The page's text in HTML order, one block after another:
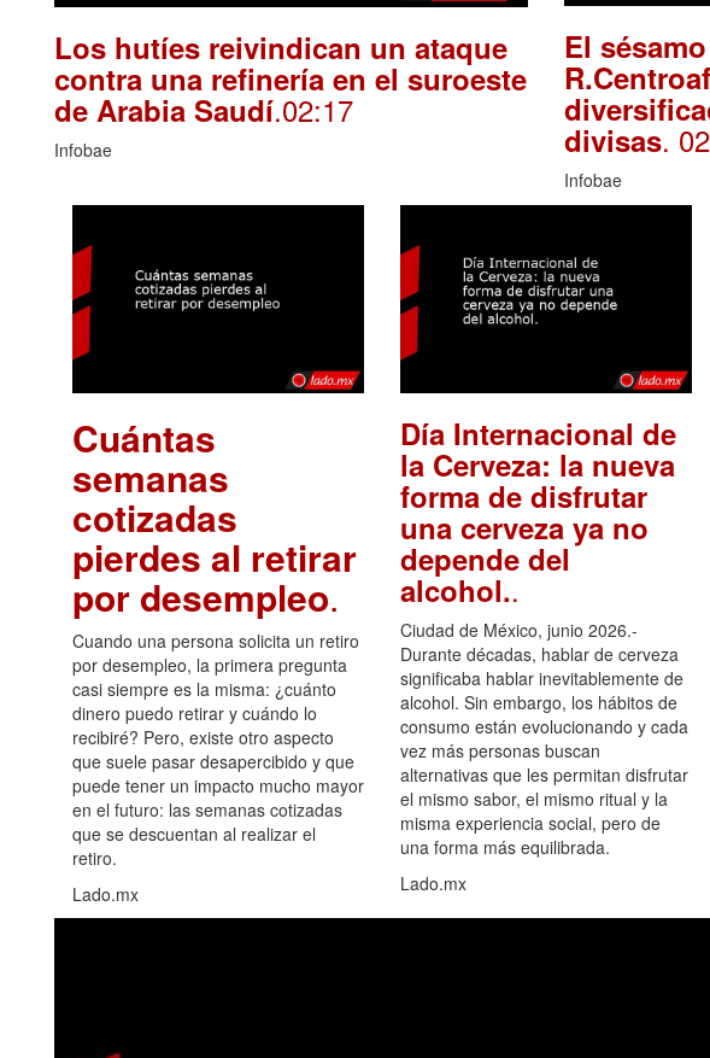
Los hutíes reivindican un ataque
contra una refinería en el suroeste
de Arabia Saudí.02:17
Infobae
El
divisas.
Infobae
Cuántas
semanas
cotizadas
pierdes al retirar
por desempleo.
Cuando una persona solicita un retiro
por desempleo, la primera pregunta
casi siempre es la misma: ¿cuánto
dinero puedo retirar y cuándo lo
recibiré? Pero, existe otro aspecto
que suele pasar desapercibido y que
puede tener un impacto mucho mayor
en el futuro: las semanas cotizadas
que se descuentan al realizar el
retiro.
Lado.mx
Día Internacional de
la Cerveza: la nueva
forma de disfrutar
una cerveza ya no
depende del
alcohol..
Ciudad de México, junio 2026.-
Durante décadas, hablar de cerveza
significaba hablar inevitablemente de
alcohol. Sin embargo, los hábitos de
consumo están evolucionando y cada
vez más personas buscan
alternativas que les permitan disfrutar
el mismo sabor, el mismo ritual y la
misma experiencia social, pero de
una forma más equilibrada.
Lado.mx